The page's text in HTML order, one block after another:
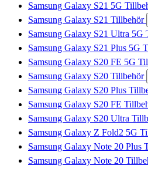
Samsung Galaxy S21 5G
Samsung Galaxy S21 Tillbehör
Samsung Galaxy S21 Ultra 5G
Samsung Galaxy S21 Plus 5G
Samsung Galaxy S20 FE 5G
Samsung Galaxy S20 Tillbehör
Samsung Galaxy S20 Plus
Samsung Galaxy S20 FE
Samsung Galaxy S20 Ultra
Samsung Galaxy Z Fold2 5G
Samsung Galaxy Note 20 Plus
Samsung Galaxy Note 20